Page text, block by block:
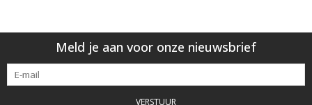
Meld je aan voor onze nieuwsbrief
VERSTUUR